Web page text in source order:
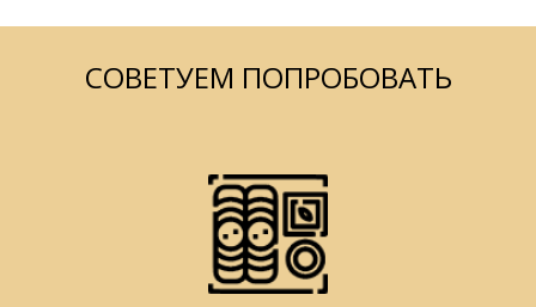
СОВЕТУЕМ ПОПРОБОВАТЬ